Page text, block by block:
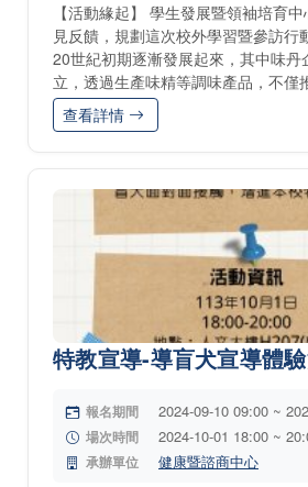
【活動緣起】 學生發展暨領袖培育
見反饋，規劃這次校外學習暨參訪行
20世紀初期逐漸發展起來，其中味
立，透過生產味精等調味產品，不僅
查看詳情
特教宣導-導盲犬宣導體
報名期間 2024-09-10 09:00 ~
場次時間 2024-10-01 18:00 ~
承辦單位 健康暨諮商中心